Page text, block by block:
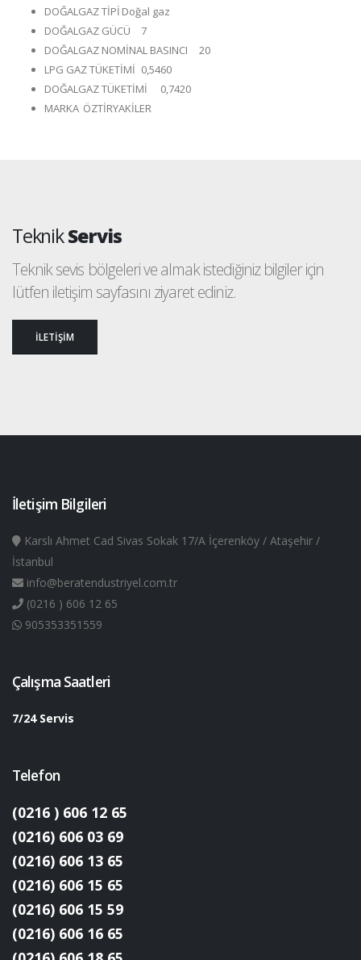
DOĞALGAZ TİPİ Doğal gaz
DOĞALGAZ GÜCÜ
7
DOĞALGAZ NOMİNAL BASINCI
20
LPG GAZ TÜKETİMİ 0,5460
DOĞALGAZ TÜKETİMİ
0,7420
MARKA ÖZTİRYAKİLER
TeknikServis
Teknik sevis bölgeleri ve almak istediğiniz bilgiler için
lütfen iletişim sayfasını ziyaret ediniz.
İLETİŞİM
İletişim Bilgileri
Karslı Ahmet Cad Sivas Sokak 17/A İçerenköy / Ataşehir /
İstanbul
info@beratendustriyel.com.tr
(0216 ) 606 12 65
905353351559
Çalışma Saatleri
7/24 Servis
Telefon
(0216 ) 606 12 65
(0216) 606 03 69
(0216) 606 13 65
(0216) 606 15 65
(0216) 606 15 59
(0216) 606 16 65